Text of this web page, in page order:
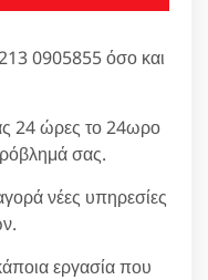
0905855 όσο και
24 ώρες το 24ωρο
σας.
νέες υπηρεσίες
εργασία που